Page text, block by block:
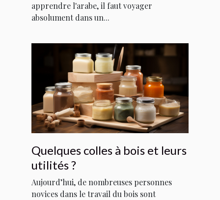
apprendre l'arabe, il faut voyager
absolument dans un...
Quelques colles à bois et leurs
utilités ?
Aujourd’hui, de nombreuses personnes
novices dans le travail du bois sont